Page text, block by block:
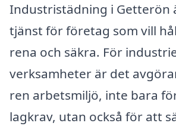
Industristädning i Getterön
tjänst för företag som vill
rena och säkra. För
verksamheter är det
ren arbetsmiljö, inte bara
lagkrav, utan också för att